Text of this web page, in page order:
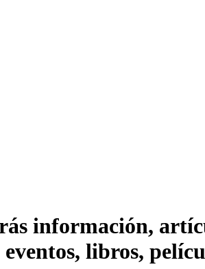
información,
libros,